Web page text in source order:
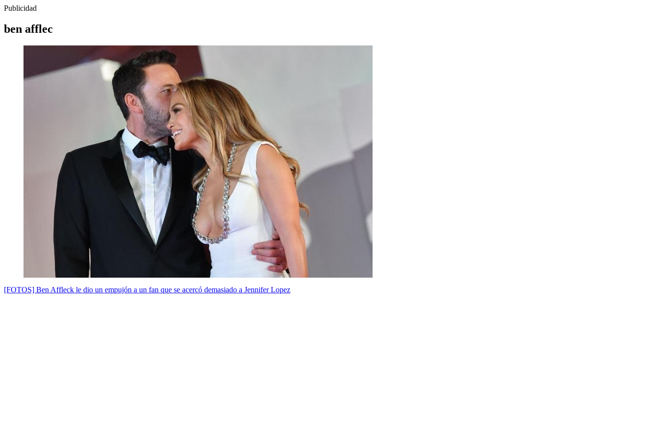
Publicidad
ben afflec
[FOTOS] Ben Affleck le dio un empujón a un fan que se acercó demasiado a Jennifer Lopez